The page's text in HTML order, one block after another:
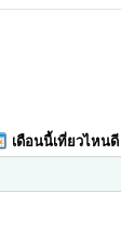
เดือนนี้เที่ยวไหนดี